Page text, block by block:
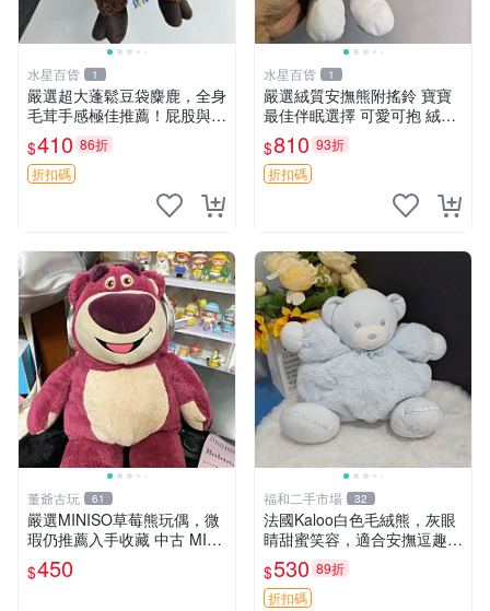
水星百貨 1
嚴選超大蓬鬆豆袋麋鹿，全身
毛茸手感極佳推薦！屁股與四
肢填充均勻，適合收藏與孩童
共賞。 麋鹿 豆袋 毛茸玩具
$410 86折
折扣碼
水星百貨 1
嚴選絨質安撫熊附搖鈴 寶寶
最佳伴眠選擇 可愛可抱 絨毛
玩具 安撫熊 嬰兒用
$810 93折
折扣碼
董爺古玩 61
嚴選MINISO草莓熊玩偶，微
瑕仍推薦入手收藏 中古 MINI
SO 草莓熊 玩具 收藏
$450
福和二手市場 32
法國Kaloo白色毛絨熊，灰眼
睛甜蜜笑容，適合安撫逗趣可
愛，柔軟面料手感佳。14 白
色安撫熊 毛絨玩具 寶寶逗樂
具
$530 89折
折扣碼